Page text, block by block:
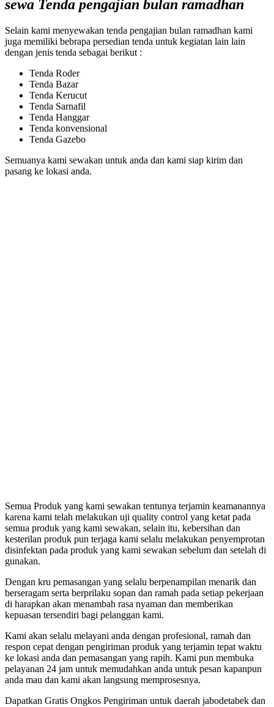
sewa Tenda pengajian bulan ramadhan
Selain kami menyewakan tenda pengajian bulan ramadhan kami
juga memiliki bebrapa persedian tenda untuk kegiatan lain lain
dengan jenis tenda sebagai berikut :
Tenda Roder
Tenda Bazar
Tenda Kerucut
Tenda Sarnafil
Tenda Hanggar
Tenda konvensional
Tenda Gazebo
Semuanya kami sewakan untuk anda dan kami siap kirim dan
pasang ke lokasi anda.
Semua Produk yang kami sewakan tentunya terjamin keamanannya
karena kami telah melakukan uji quality control yang ketat pada
semua produk yang kami sewakan, selain itu, kebersihan dan
kesterilan produk pun terjaga kami selalu melakukan penyemprotan
disinfektan pada produk yang kami sewakan sebelum dan setelah di
gunakan.
Dengan kru pemasangan yang selalu berpenampilan menarik dan
berseragam serta berprilaku sopan dan ramah pada setiap pekerjaan
di harapkan akan menambah rasa nyaman dan memberikan
kepuasan tersendiri bagi pelanggan kami.
Kami akan selalu melayani anda dengan profesional, ramah dan
respon cepat dengan pengiriman produk yang terjamin tepat waktu
ke lokasi anda dan pemasangan yang rapih. Kami pun membuka
pelayanan 24 jam untuk memudahkan anda untuk pesan kapanpun
anda mau dan kami akan langsung memprosesnya.
Dapatkan Gratis Ongkos Pengiriman untuk daerah jabodetabek dan